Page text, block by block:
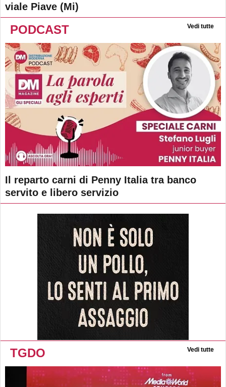
viale Piave (Mi)
PODCAST Vedi tutte
Il reparto carni di Penny Italia tra banco
servito e libero servizio
TGDO Vedi tutte